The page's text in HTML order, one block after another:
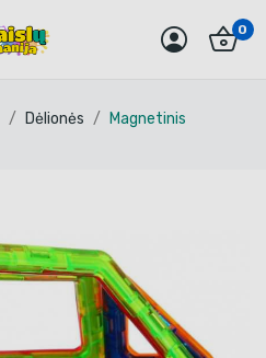
0
Dėlionės
Magnetinis